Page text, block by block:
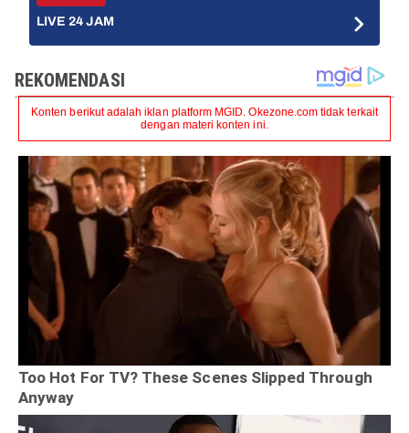
LIVE 24 JAM